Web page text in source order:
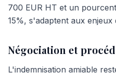
700 EUR HT et un
15%, s'adaptent aux enjeux
Négociation et
L'indemnisation amiable